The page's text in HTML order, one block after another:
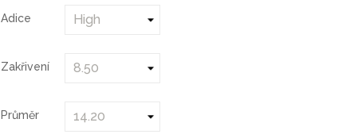
Adice
Zakřivení
Průměr